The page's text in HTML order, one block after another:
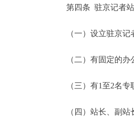
第四条 驻京记者站
（一）设立驻京记者
（二）有固定的办
（三）有1至2名专
（四）站长、副站